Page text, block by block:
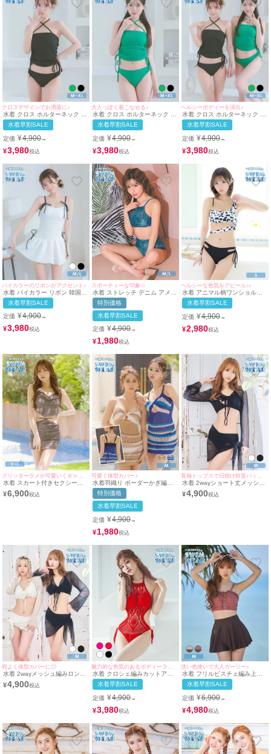
クロスデザインでお洒落に♪
水着 クロス ホルターネック ド
ロスト ビスチェ 体型カバー ワ
ンカラー 韓国風 ギャル タンキ
ニ (ブラック/聖菜)
水着早割SALE
定価 ¥4,900→
¥3,980
大人っぽく着こなせる♪
水着 クロス ホルターネック ド
ロスト ビスチェ 体型カバー ワ
ンカラー 韓国風 ギャル タンキ
ニ (グリーン/雨宮由乙花)
水着早割SALE
定価 ¥4,900→
¥3,980
ヘルシーボディーを演出♪
水着 クロス ホルターネック ド
ロスト ビスチェ 体型カバー ワ
ンカラー 韓国風 ギャル タンキ
ニ (グリーン/雨宮由乙花)(ブラ
ック/聖菜着用)
水着早割SALE
定価 ¥4,900→
¥3,980
バイカラーのリボンがアクセント♪
水着 バイカラー リボン 韓国風
体型カバー ガーリー ワンピー
ス ビキニ (ホワイト/聖菜着用)
水着早割SALE
定価 ¥4,900→
¥3,980
スポーティーな印象☆
水着 ストレッチ デニム アメリ
カンスリーブ ハイウエスト ギ
ャル ビキニ (ブルー/MIYABI着
用)
特別価格
水着早割SALE
定価 ¥4,900→
¥1,980
ヘルシーな色気をアピール♪♪
水着 アニマル柄ワンショル風
モノトーンカットアウトビスチ
ェギャルビキニ
水着早割SALE
定価 ¥4,900→
¥2,980
グリッターラメが可愛いくギャル☆
水着 スカート付きセクシーホ
ルターネックドレープグリッタ
ーラメビスチェギャルタンキニ
¥6,900
可愛く体型カバー♪
水着羽織り ボーダーかぎ編み
体型カバーワンピース
特別価格
水着早割SALE
定価 ¥4,900→
¥1,980
長袖トップスで日焼け対策バッチリ！
水着 2wayショート丈メッシュ
編みボレロ＆パレオ付き体型カ
バーセットアップホルターネッ
¥4,900
程よく体型カバーに◎
水着 2wayメッシュ編みロング
スリーブ＆ミニパレオ付き体型
カバーセットアップホルターネ
¥4,900
水着 クロシェ編みカットアウ
トモノキニホルターネックビキ
ニ水着早割SALE
定価 ¥4,900→
¥3,980
淡い色使いで大人ガーリー♪
水着 フリルビスチェ編み上げ
リボンガーリー体型カバーショ
ートパンツフレアスカートハイ
ウエストビキニ
水着早割SALE
定価 ¥6,900→
¥4,980